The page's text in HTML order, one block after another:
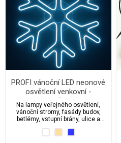
PROFI vánoční LED neonové
osvětlení venkovní -
adventní vločka 65 cm s
propojovacím systémem
Na lampy veřejného osvětlení,
vánoční stromy, fasády budov,
betlémy, vstupní brány, ulice a